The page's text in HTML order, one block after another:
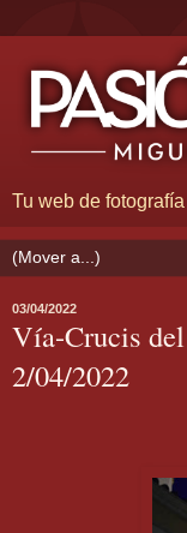
Tu web de
03/04/2022
Vía-Crucis del
2/04/2022